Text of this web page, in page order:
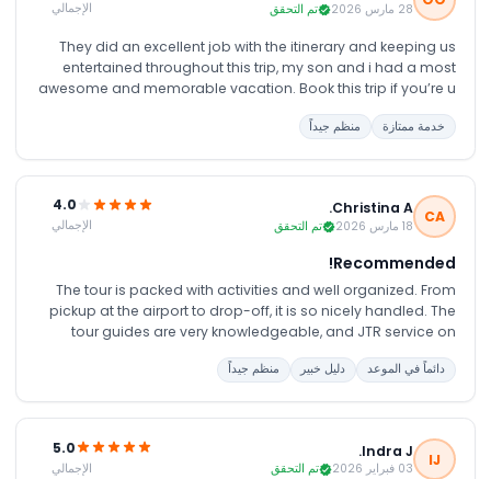
28 مارس 2026 تم التحقق الإجمالي
They did an excellent job with the itinerary and keeping us
entertained throughout this trip, my son and i had a most
awesome and memorable vacation. Book this trip if you’re u
hotel and the various tour were just pretty much perfect
خدمة ممتازة منظم جيداً
CA
Christina A.
18 مارس 2026 تم التحقق
4.0
الإجمالي
Recommended!
The tour is packed with activities and well organized. From
pickup at the airport to drop-off, it is so nicely handled. The
tour guides are very knowledgeable, and JTR service on
دائماً في الموعد دليل خبير منظم جيداً
IJ
Indra J.
03 فبراير 2026 تم التحقق
5.0
الإجمالي